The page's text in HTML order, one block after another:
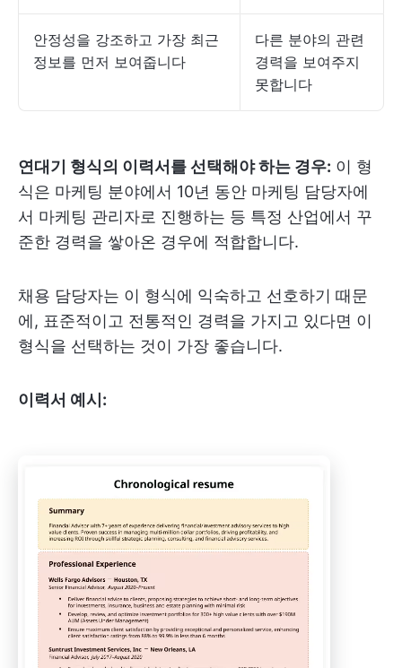
안정성을 강조하고 가장 최근
정보를 먼저 보여줍니다
다른 분야의 관련
경력을 보여주지
못합니다
연대기 형식의 이력서를 선택해야 하는 경우: 이 형
식은 마케팅 분야에서 10년 동안 마케팅 담당자에
서 마케팅 관리자로 진행하는 등 특정 산업에서 꾸
준한 경력을 쌓아온 경우에 적합합니다.
채용 담당자는 이 형식에 익숙하고 선호하기 때문
에, 표준적이고 전통적인 경력을 가지고 있다면 이
형식을 선택하는 것이 가장 좋습니다.
이력서 예시: